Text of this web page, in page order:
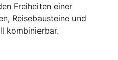
Freiheiten einer
Reisebausteine und
kombinierbar.